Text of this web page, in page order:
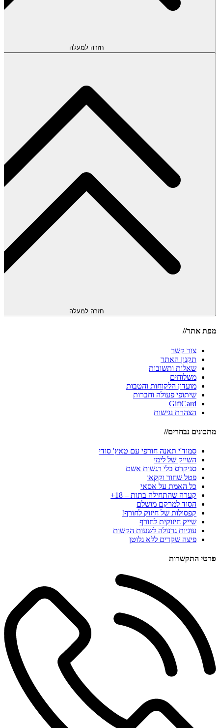
חזרה למעלה
חזרה למעלה
מפת אתר//
צור קשר
תקנון האתר
שאלות ותשובות
משלוחים
מועדון הלקוחות והטבות
שיתופי פעולה וחברות
GiftCard
הצהרת נגישות
מתכונים נבחרים//
סמוד'י תאנה חורפי עם טאץ' סודי
השייק של לימי
סניקרס בלי רגשות אשם
פטל שחור וקקאו
כל האמת על אסאי
קערה שהתחילה בתות – 18+
הסוד למרקם מושלם
קפסולות של חיזוק לחורף!
שייק חיזוקית לחורף
עוגיות גרנולה לשעות הקשות
פיצה שקדים ללא גלוטן
פרטי התקשרות